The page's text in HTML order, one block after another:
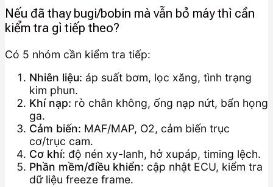
Nếu đã thay bugi/bobin mà vẫn bỏ máy thì cần
kiểm tra gì tiếp theo?
Có 5 nhóm cần kiểm tra tiếp:
Nhiên liệu: áp suất bơm, lọc xăng, tình trạng
kim phun.
Khí nạp: rò chân không, ống nạp nứt, bẩn họng
ga.
Cảm biến: MAF/MAP, O2, cảm biến trục
cơ/trục cam.
Cơ khí: độ nén xy-lanh, hở xupáp, timing lệch.
Phần mềm/điều khiển: cập nhật ECU, kiểm tra
dữ liệu freeze frame.